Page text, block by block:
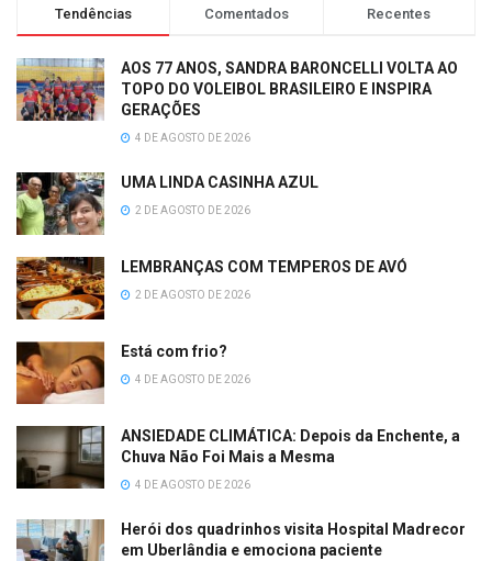
Tendências Comentados Recentes
AOS 77 ANOS, SANDRA BARONCELLI VOLTA AO
TOPO DO VOLEIBOL BRASILEIRO E INSPIRA
GERAÇÕES
4 DE AGOSTO DE 2026
UMA LINDA CASINHA AZUL
2 DE AGOSTO DE 2026
LEMBRANÇAS COM TEMPEROS DE AVÓ
2 DE AGOSTO DE 2026
Está com frio?
4 DE AGOSTO DE 2026
ANSIEDADE CLIMÁTICA: Depois da Enchente, a
Chuva Não Foi Mais a Mesma
4 DE AGOSTO DE 2026
Herói dos quadrinhos visita Hospital Madrecor
em Uberlândia e emociona paciente